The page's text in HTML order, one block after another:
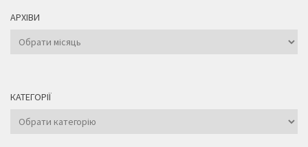
АРХІВИ
Архіви
КАТЕГОРІЇ
Категорії